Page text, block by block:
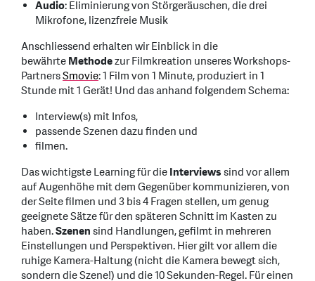
Audio: Eliminierung von Störgeräuschen, die drei
Mikrofone, lizenzfreie Musik
Anschliessend erhalten wir Einblick in die
bewährteMethodezur Filmkreation unseres Workshops-
PartnersSmovie: 1 Film von 1 Minute, produziert in 1
Stunde mit 1 Gerät! Und das anhand folgendem Schema:
Interview(s) mit Infos,
passende Szenen dazu finden und
filmen.
Das wichtigste Learning für dieInterviewssind vor allem
auf Augenhöhe mit dem Gegenüber kommunizieren, von
der Seite filmen und 3 bis 4 Fragen stellen, um genug
geeignete Sätze für den späteren Schnitt im Kasten zu
haben.Szenensind Handlungen, gefilmt in mehreren
Einstellungen und Perspektiven. Hier gilt vor allem die
ruhige Kamera-Haltung (nicht die Kamera bewegt sich,
sondern die Szene!) und die 10 Sekunden-Regel. Für einen